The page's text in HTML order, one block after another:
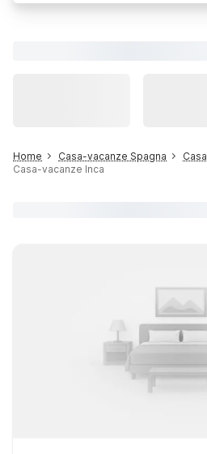
Home Casa-vacanze Spagna
Casa-vacanze Inca